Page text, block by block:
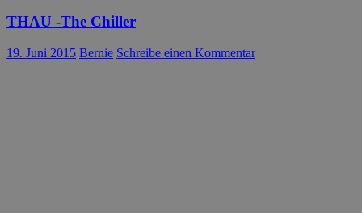
THAU -The Chiller
19. Juni 2015 Bernie Schreibe einen Kommentar